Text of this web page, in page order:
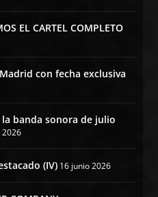
EL CARTEL COMPLETO
con fecha exclusiva
la banda sonora de julio
2026
(IV) 16 junio 2026